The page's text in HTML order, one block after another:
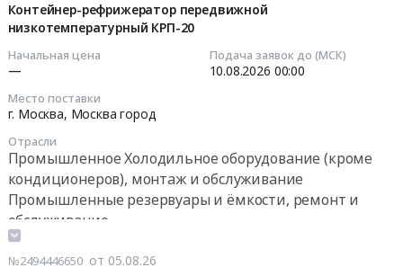
обслуживание
для хранения
Бытовая техника (холодильники, телевизоры,
микроволновые печи и пр.), ремонт и обслуживание
Хозяйственные товары, Товары широкого
потребления, Бытовая химия и парфюмерия
Контейнер-рефрижератор передвижной
низкотемпературный КРП-20
Начальная цена
—
Подача заявок до (МСК)
10.08.2026 00:00
Место поставки
г. Москва, Москва город
Отрасли
Промышленное Холодильное оборудование (кроме
кондиционеров), монтаж и обслуживание
Промышленные резервуары и ёмкости, ремонт и
обслуживание
№2494446650 от 05.08.26